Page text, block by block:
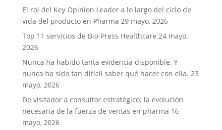
El rol del Key Opinion Leader a lo largo del ciclo de
vida del producto en Pharma 29 mayo, 2026
Top 11 servicios de Bio-Press Healthcare 24 mayo,
2026
Nunca ha habido tanta evidencia disponible. Y
nunca ha sido tan difícil saber qué hacer con ella. 23
mayo, 2026
De visitador a consultor estratégico: la evolución
necesaria de la fuerza de ventas en pharma 16
mayo, 2026